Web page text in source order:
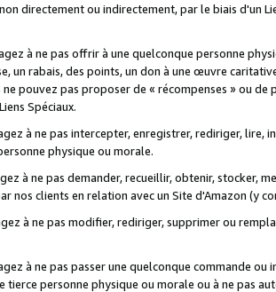
directement ou indirectement, par le biais d'un
à ne pas offrir à une quelconque personne
un rabais, des points, un don à une œuvre
ne pouvez pas proposer de « récompenses » ou
Spéciaux.
à ne pas intercepter, enregistrer, rediriger,
physique ou morale.
à ne pas demander, recueillir, obtenir, stocker,
nos clients en relation avec un Site d'Amazon (y
à ne pas modifier, rediriger, supprimer ou
à ne pas passer une quelconque commande
tierce personne physique ou morale ou à ne pas